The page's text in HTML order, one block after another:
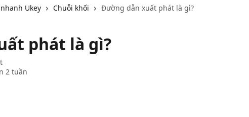
Ukey Chuỗi khối Đường dẫn xuất phát là gì?
phát là gì?
2 tuần